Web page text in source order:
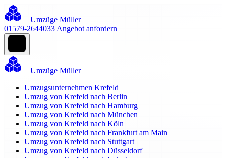
Umzüge Müller
01579-2644033 Angebot anfordern
Umzüge Müller
Umzugsunternehmen Krefeld
Umzug von Krefeld nach Berlin
Umzug von Krefeld nach Hamburg
Umzug von Krefeld nach München
Umzug von Krefeld nach Köln
Umzug von Krefeld nach Frankfurt am Main
Umzug von Krefeld nach Stuttgart
Umzug von Krefeld nach Düsseldorf